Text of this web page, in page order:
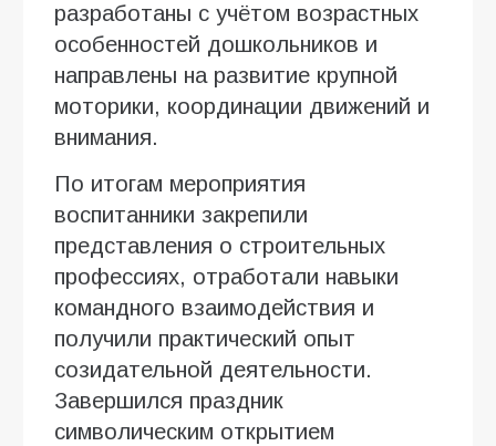
разработаны с учётом возрастных
особенностей дошкольников и
направлены на развитие крупной
моторики, координации движений и
внимания.
По итогам мероприятия
воспитанники закрепили
представления о строительных
профессиях, отработали навыки
командного взаимодействия и
получили практический опыт
созидательной деятельности.
Завершился праздник
символическим открытием